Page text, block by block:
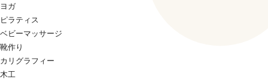
ヨガ
ピラティス
ベビーマッサージ
靴作り
カリグラフィー
木工